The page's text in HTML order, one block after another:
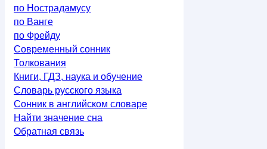
по Нострадамусу
по Ванге
по Фрейду
Современный сонник
Толкования
Книги, ГДЗ, наука и обучение
Словарь русского языка
Сонник в английском словаре
Найти значение сна
Обратная связь